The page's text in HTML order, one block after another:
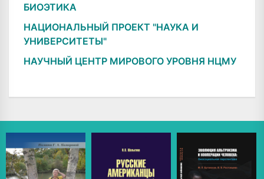
БИОЭТИКА
НАЦИОНАЛЬНЫЙ ПРОЕКТ "НАУКА И
УНИВЕРСИТЕТЫ"
НАУЧНЫЙ ЦЕНТР МИРОВОГО УРОВНЯ НЦМУ